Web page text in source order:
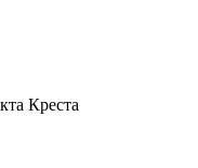
Креста